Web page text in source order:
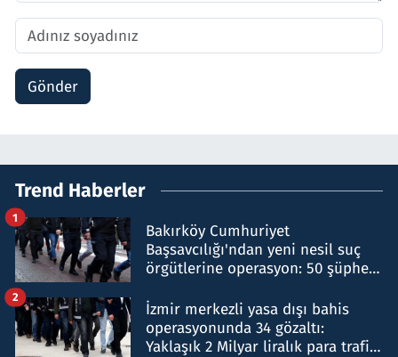
Gönder
Trend Haberler
Bakırköy Cumhuriyet
Başsavcılığı'ndan yeni nesil suç
örgütlerine operasyon: 50 şüpheli
1
İzmir merkezli yasa dışı bahis
operasyonunda 34 gözaltı:
Yaklaşık 2 Milyar liralık para trafiği
2